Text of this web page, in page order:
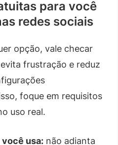
para você
redes sociais
opção, vale checar
frustração e reduz
foque em requisitos
uso real.
usa: não adianta